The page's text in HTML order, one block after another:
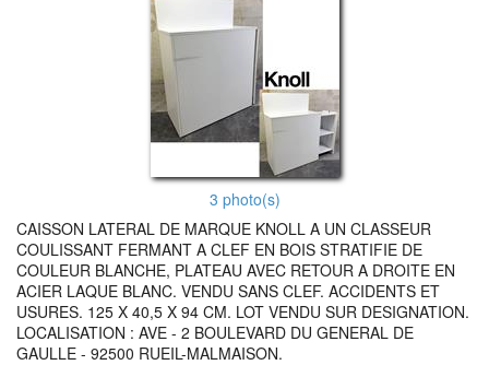
3 photo(s)
CAISSON LATERAL DE MARQUE KNOLL A UN CLASSEUR
COULISSANT FERMANT A CLEF EN BOIS STRATIFIE DE
COULEUR BLANCHE, PLATEAU AVEC RETOUR A DROITE EN
ACIER LAQUE BLANC. VENDU SANS CLEF. ACCIDENTS ET
USURES. 125 X 40,5 X 94 CM. LOT VENDU SUR DESIGNATION.
LOCALISATION : AVE - 2 BOULEVARD DU GENERAL DE
GAULLE - 92500 RUEIL-MALMAISON.